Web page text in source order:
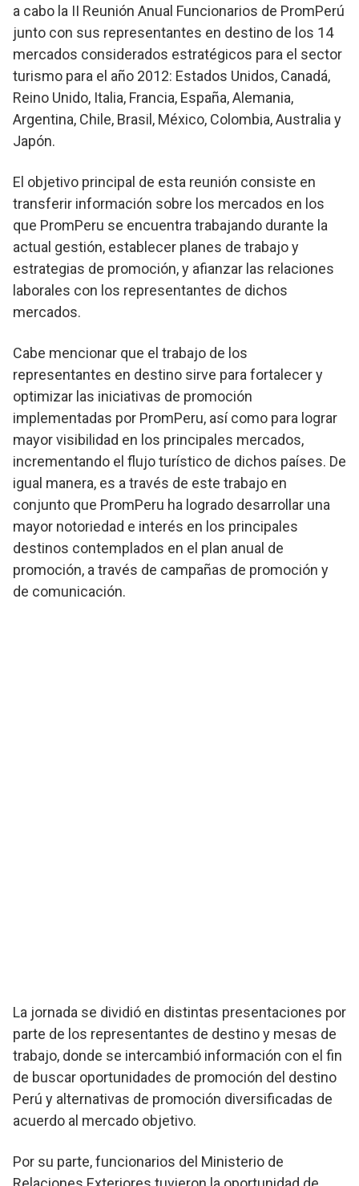
a cabo la II Reunión Anual Funcionarios de PromPerú
junto con sus representantes en destino de los 14
mercados considerados estratégicos para el sector
turismo para el año 2012: Estados Unidos, Canadá,
Reino Unido, Italia, Francia, España, Alemania,
Argentina, Chile, Brasil, México, Colombia, Australia y
Japón.
El objetivo principal de esta reunión consiste en
transferir información sobre los mercados en los
que PromPeru se encuentra trabajando durante la
actual gestión, establecer planes de trabajo y
estrategias de promoción, y afianzar las relaciones
laborales con los representantes de dichos
mercados.
Cabe mencionar que el trabajo de los
representantes en destino sirve para fortalecer y
optimizar las iniciativas de promoción
implementadas por PromPeru, así como para lograr
mayor visibilidad en los principales mercados,
incrementando el flujo turístico de dichos países. De
igual manera, es a través de este trabajo en
conjunto que PromPeru ha logrado desarrollar una
mayor notoriedad e interés en los principales
destinos contemplados en el plan anual de
promoción, a través de campañas de promoción y
de comunicación.
La jornada se dividió en distintas presentaciones por
parte de los representantes de destino y mesas de
trabajo, donde se intercambió información con el fin
de buscar oportunidades de promoción del destino
Perú y alternativas de promoción diversificadas de
acuerdo al mercado objetivo.
Por su parte, funcionarios del Ministerio de